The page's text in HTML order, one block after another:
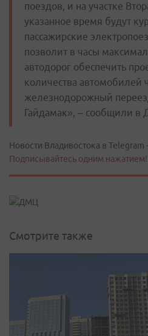
поездов, и на участке
указанное время будут
пассажирские
позволит в часы
автодорог обеспечить
количества автомобилей
железнодорожный
Гайдамак», – сообщили в
Новости Владивостока в Telegram
Подписывайтесь одним нажатием!
Смотрите также